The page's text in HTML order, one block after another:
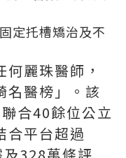
定托槽矯治及不
麗珠醫師，
名醫榜」。該
合40餘位公立
合平台超過